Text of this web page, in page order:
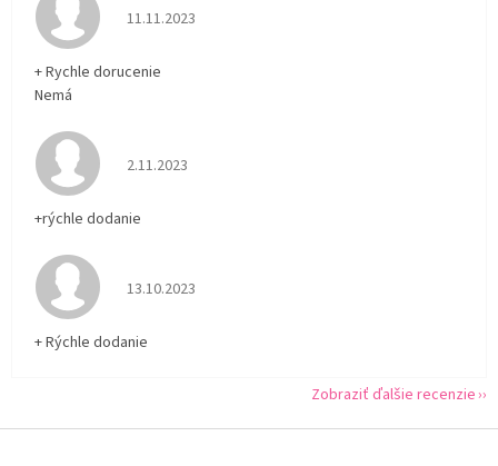
Hodnotenie obchodu je 5 z 5 hviezdičiek.
11.11.2023
+ Rychle dorucenie
Nemá
Hodnotenie obchodu je 5 z 5 hviezdičiek.
2.11.2023
+rýchle dodanie
Hodnotenie obchodu je 5 z 5 hviezdičiek.
13.10.2023
+ Rýchle dodanie
Zobraziť ďalšie recenzie